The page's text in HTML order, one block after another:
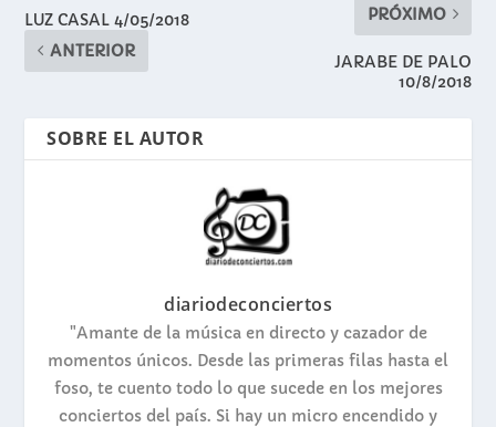
LUZ CASAL 4/05/2018
ANTERIOR
PRÓXIMO
JARABE DE PALO
10/8/2018
SOBRE EL AUTOR
diariodeconciertos
"Amante de la música en directo y cazador de
momentos únicos. Desde las primeras filas hasta el
foso, te cuento todo lo que sucede en los mejores
conciertos del país. Si hay un micro encendido y